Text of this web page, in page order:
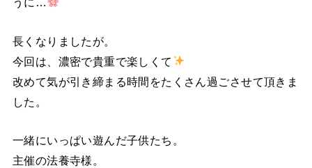
長くなりましたが。
今回は、濃密で貴重で楽しくて
改めて気が引き締まる時間をたくさん過ごさせて頂きま
した。
一緒にいっぱい遊んだ子供たち。
主催の法養寺様。